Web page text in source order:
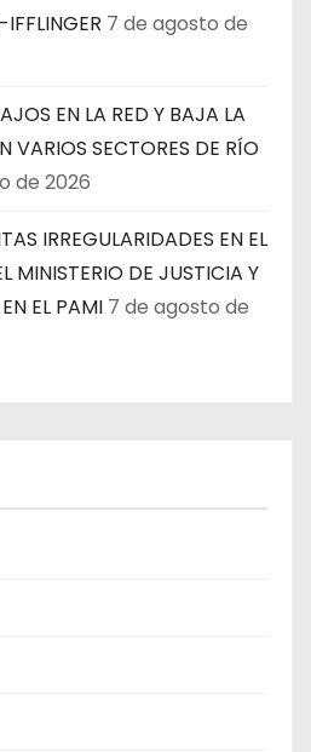
7 de agosto de
EN LA RED Y BAJA LA
VARIOS SECTORES DE RÍO
de 2026
IRREGULARIDADES EN EL
MINISTERIO DE JUSTICIA Y
EL PAMI 7 de agosto de